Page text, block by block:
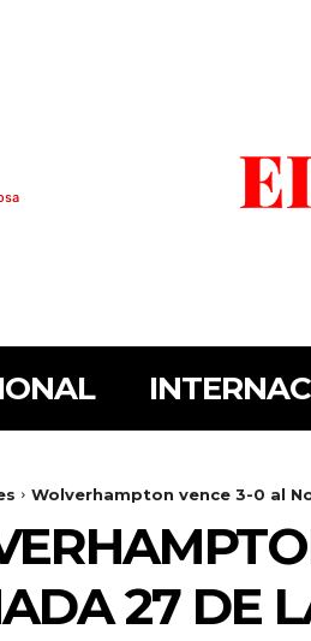
Wolverhampton vence 3-0 al
27 DE